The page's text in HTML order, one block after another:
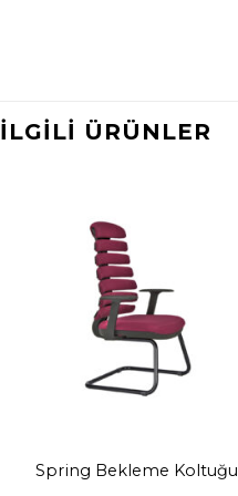
İLGILI ÜRÜNLER
Spring Bekleme Koltuğu